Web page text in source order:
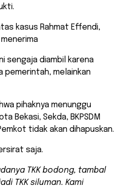
kasus Rahmat Effendi,
sengaja diambil karena
pemerintah, melainkan
pihaknya menunggu
Bekasi, Sekda, BKPSDM
tidak akan dihapuskan.
saja.
TKK bodong, tambal
TKK siluman. Kami